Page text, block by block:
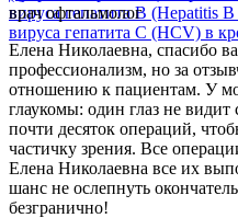
вируса гепатита B (Hepatitis
вируса гепатита С (HCV) в
врач офтальмолог
Елена Николаевна, спасибо
профессионализм, но за
отношению к пациентам. У
глаукомы​: один глаз не
почти десяток операций,
частичку зрения. Все
Елена Николаевна все их
шанс не ослепнуть
безгранично!